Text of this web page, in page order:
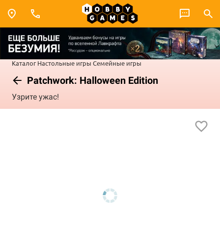
Каталог Настольные игры Семейные игры
Patchwork: Halloween Edition
Узрите ужас!